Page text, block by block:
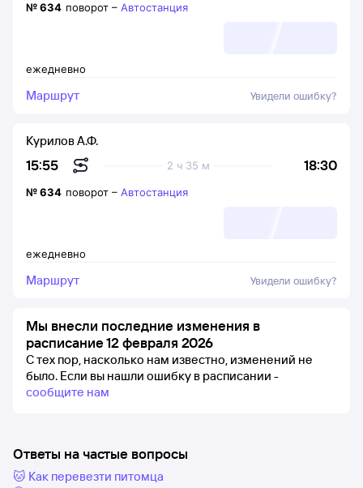
ежедневно
№634 поворот – Автостанция
Маршрут Увидели ошибку?
15:55 18:30
2 ч 35 м
Курилов А.Ф.
ежедневно
№634 поворот – Автостанция
Маршрут Увидели ошибку?
Мы внесли последние изменения в
расписание 12 февраля 2026
С тех пор, насколько нам известно, изменений не
было. Если вы нашли ошибку в расписании -
сообщите нам
Ответы на частые вопросы
🐱 Как перевезти питомца